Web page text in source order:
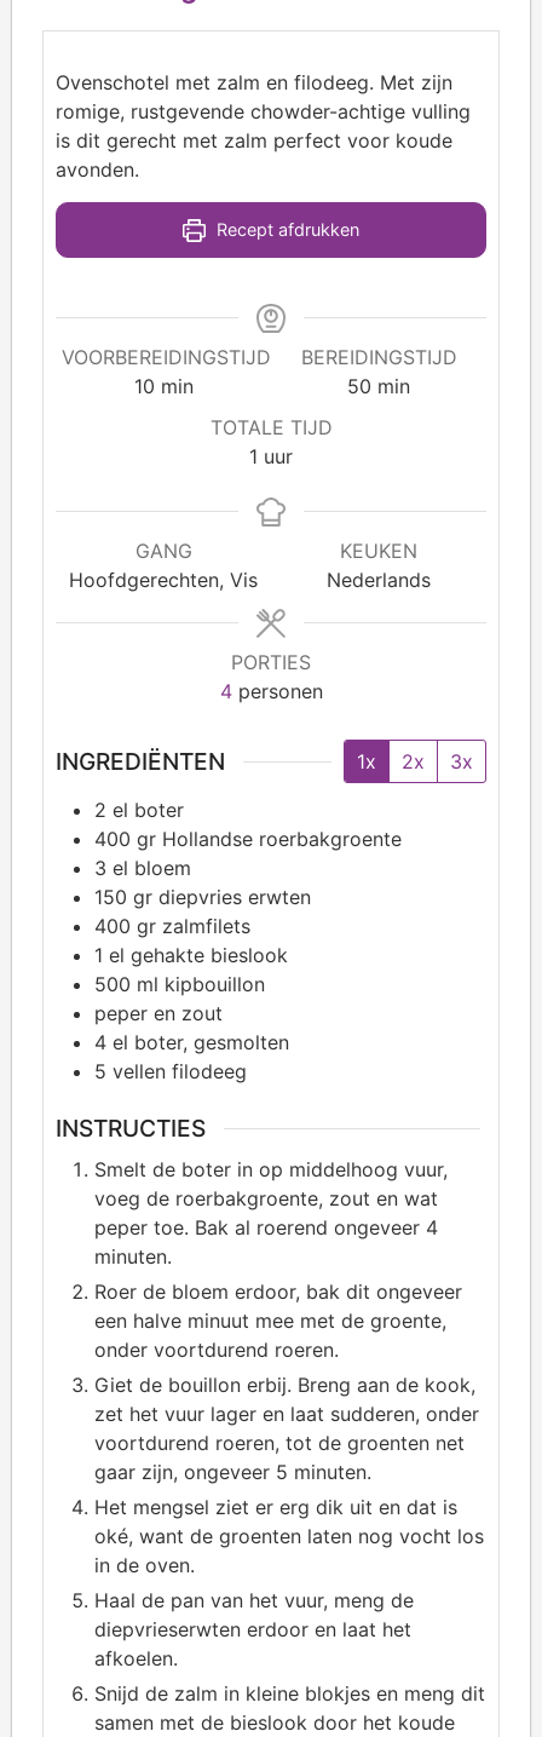
Ovenschotel met zalm en filodeeg. Met zijn
romige, rustgevende chowder-achtige vulling
is dit gerecht met zalm perfect voor koude
avonden.
Recept afdrukken
VOORBEREIDINGSTIJD
10 min
BEREIDINGSTIJD
50 min
TOTALE TIJD
1 uur
GANG
Hoofdgerechten, Vis
KEUKEN
Nederlands
PORTIES
4 personen
INGREDIËNTEN 1x 2x
3x
2 el boter
400 gr Hollandse roerbakgroente
3 el bloem
150 gr diepvries erwten
400 gr zalmfilets
1 el gehakte bieslook
500 ml kipbouillon
peper en zout
4 el boter, gesmolten
5 vellen filodeeg
INSTRUCTIES
Smelt de boter in op middelhoog vuur,
voeg de roerbakgroente, zout en wat
peper toe. Bak al roerend ongeveer 4
minuten.
Roer de bloem erdoor, bak dit ongeveer
een halve minuut mee met de groente,
onder voortdurend roeren.
Giet de bouillon erbij. Breng aan de kook,
zet het vuur lager en laat sudderen, onder
voortdurend roeren, tot de groenten net
gaar zijn, ongeveer 5 minuten.
Het mengsel ziet er erg dik uit en dat is
oké, want de groenten laten nog vocht los
in de oven.
Haal de pan van het vuur, meng de
diepvrieserwten erdoor en laat het
afkoelen.
Snijd de zalm in kleine blokjes en meng dit
samen met de bieslook door het koude